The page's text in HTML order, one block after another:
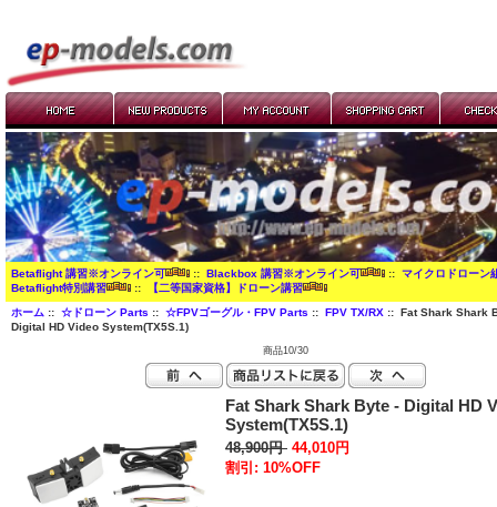
Betaflight 講習※オンライン可 :: Blackbox 講習※オンライン可 :: マイクロドローン
Betaflight特別講習
:: 【二等国家資格】ドローン講習
ホーム:: ☆ドローン Parts :: ☆FPVゴーグル・FPV Parts :: FPV TX/RX:: Fat Shark Shark
Digital HD Video System(TX5S.1)
商品10/30
Fat Shark Shark Byte - Digital HD
System(TX5S.1)
48,900円 44,010円
割引: 10%OFF